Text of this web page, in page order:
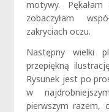
motywy.
zobaczyłam
zakryciach oczu.
Następny wielki
przepiękną
Rysunek jest po
w
pierwszym